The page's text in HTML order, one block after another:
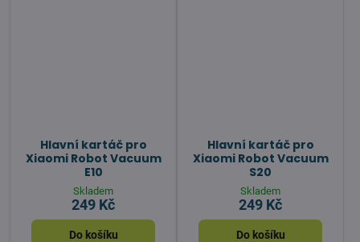
Hlavní kartáč pro
Xiaomi Robot Vacuum
E10
Skladem
249 Kč
Do košíku
Hlavní kartáč pro
Xiaomi Robot Vacuum
S20
Skladem
249 Kč
Do košíku